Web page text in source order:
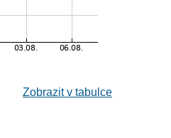
Zobrazit v tabulce